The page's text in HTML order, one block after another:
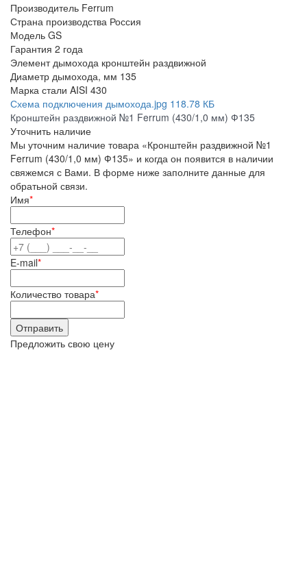
Производитель Ferrum
Страна производства Россия
Модель GS
Гарантия 2 года
Элемент дымохода кронштейн раздвижной
Диаметр дымохода, мм 135
Марка стали AISI 430
Схема подключения дымохода.jpg 118.78 КБ
Кронштейн раздвижной №1 Ferrum (430/1,0 мм) Ф135
Уточнить наличие
Мы уточним наличие товара «Кронштейн раздвижной №1
Ferrum (430/1,0 мм) Ф135» и когда он появится в наличии
свяжемся с Вами. В форме ниже заполните данные для
обратьной связи.
Имя*
Телефон*
E-mail*
Количество товара*
Предложить свою цену